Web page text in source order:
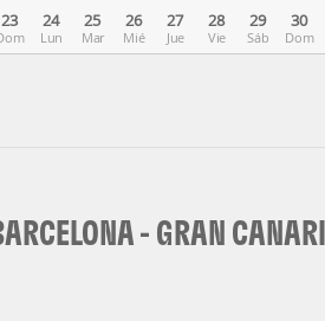
23 24
Lun
25
Mar
26
Mié
27
Jue
28
Vie
29
Sáb
30
Dom
- GRAN